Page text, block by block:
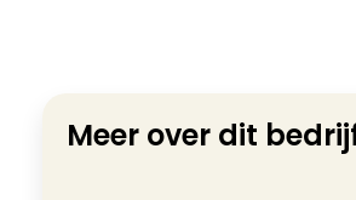
Meer over dit